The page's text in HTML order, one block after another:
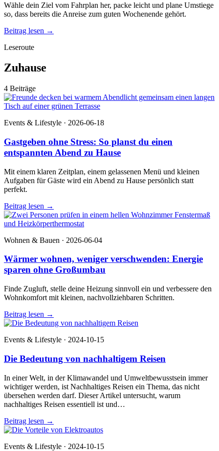
Wähle dein Ziel vom Fahrplan her, packe leicht und plane Umstiege
so, dass bereits die Anreise zum guten Wochenende gehört.
Beitrag lesen →
Leseroute
Zuhause
4 Beiträge
Events & Lifestyle · 2026-06-18
Gastgeben ohne Stress: So planst du einen
entspannten Abend zu Hause
Mit einem klaren Zeitplan, einem gelassenen Menü und kleinen
Aufgaben für Gäste wird ein Abend zu Hause persönlich statt
perfekt.
Beitrag lesen →
Wohnen & Bauen · 2026-06-04
Wärmer wohnen, weniger verschwenden: Energie
sparen ohne Großumbau
Finde Zugluft, stelle deine Heizung sinnvoll ein und verbessere den
Wohnkomfort mit kleinen, nachvollziehbaren Schritten.
Beitrag lesen →
Events & Lifestyle · 2024-10-15
Die Bedeutung von nachhaltigem Reisen
In einer Welt, in der Klimawandel und Umweltbewusstsein immer
wichtiger werden, ist Nachhaltiges Reisen ein Thema, das nicht
übersehen werden darf. Dieser Artikel untersucht, warum
nachhaltiges Reisen essentiell ist und…
Beitrag lesen →
Events & Lifestyle · 2024-10-15